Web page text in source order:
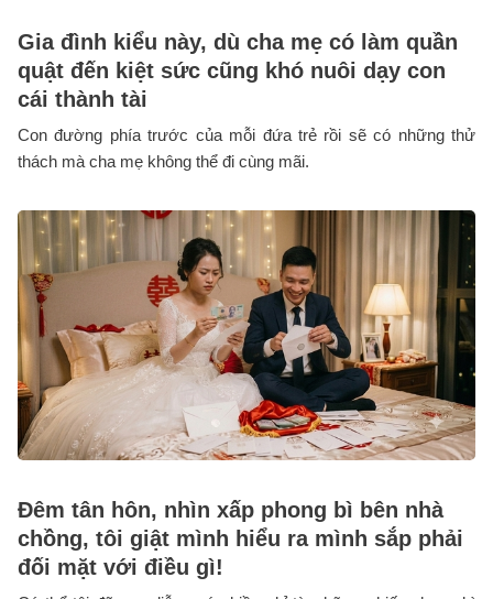
Gia đình kiểu này, dù cha mẹ có làm quần
quật đến kiệt sức cũng khó nuôi dạy con
cái thành tài
Con đường phía trước của mỗi đứa trẻ rồi sẽ có những thử
thách mà cha mẹ không thể đi cùng mãi.
Đêm tân hôn, nhìn xấp phong bì bên nhà
chồng, tôi giật mình hiểu ra mình sắp phải
đối mặt với điều gì!